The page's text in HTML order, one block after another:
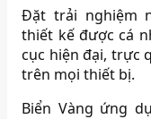
Đặt trải nghiệm
thiết kế được cá
cục hiện đại, trực
trên mọi thiết bị.
Biển Vàng ứng